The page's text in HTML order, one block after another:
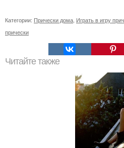
Категории: Прически дома Играть в игру
прически
Читайте также